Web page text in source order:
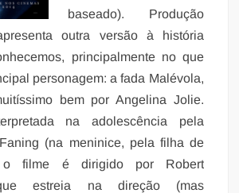
baseado). Produção
outra versão à história
principalmente no que
personagem: a fada Malévola,
bem por Angelina Jolie.
na adolescência pela
(na meninice, pela filha de
o filme é dirigido por Robert
estreia na direção (mas